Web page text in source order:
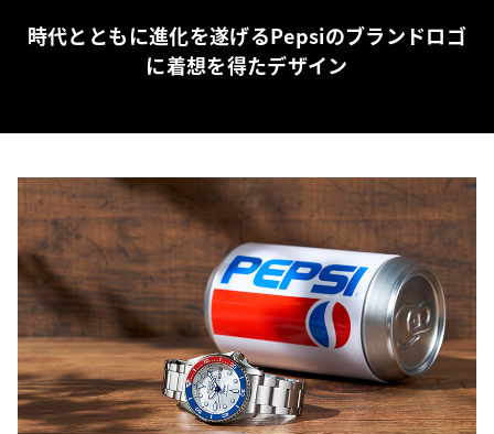
時代とともに進化を遂げるPepsiのブランドロゴ
に着想を得たデザイン